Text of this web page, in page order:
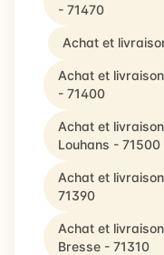
- 71470
Achat et
Achat et
- 71400
Achat et
Louhans - 71500
Achat et
71390
Achat et
Bresse - 71310